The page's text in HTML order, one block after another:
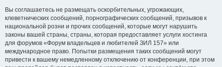
Вы соглашаетесь не размещать оскорбительных, угрожающих,
клеветнических сообщений, порнографических сообщений, призывов к
национальной розни и прочих сообщений, которые могут нарушить
законы вашей страны, страны, которая предоставляет услуги хостинга
для форумов «Форум владельцев и любителей ЗИЛ 157» или
международное право. Попытки размещения таких сообщений могут
привести к вашему немедленному отключению от конференции, при этом